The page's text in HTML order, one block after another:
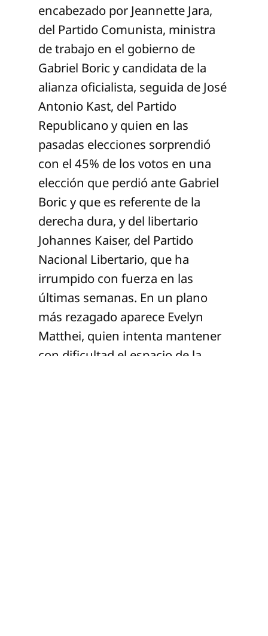
encabezado por Jeannette Jara,
del Partido Comunista, ministra
de trabajo en el gobierno de
Gabriel Boric y candidata de la
alianza oficialista, seguida de José
Antonio Kast, del Partido
Republicano y quien en las
pasadas elecciones sorprendió
con el 45% de los votos en una
elección que perdió ante Gabriel
Boric y que es referente de la
derecha dura, y del libertario
Johannes Kaiser, del Partido
Nacional Libertario, que ha
irrumpido con fuerza en las
últimas semanas. En un plano
más rezagado aparece Evelyn
Matthei, quien intenta mantener
con dificultad el espacio de la